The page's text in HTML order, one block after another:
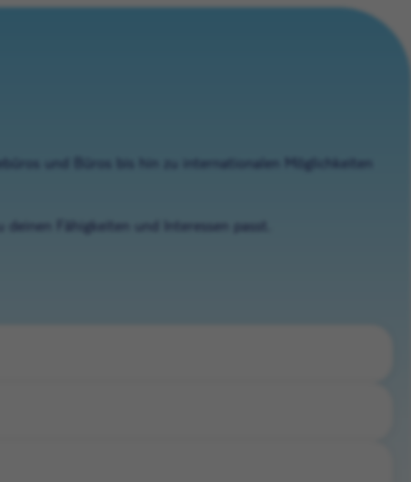
und Büros bis hin zu internationalen Möglichkeiten
Fähigkeiten und Interessen passt.